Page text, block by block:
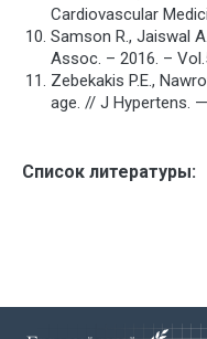
Cardiovascular
Samson R., Jaiswal
Assoc. – 2016. –
Zebekakis P.E.,
age. // J Hypertens.
Список литературы: